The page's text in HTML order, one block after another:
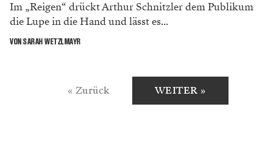
Im „Reigen“ drückt Arthur Schnitzler dem Publikum
die Lupe in die Hand und lässt es...
VON SARAH WETZLMAYR
« Zurück WEITER »